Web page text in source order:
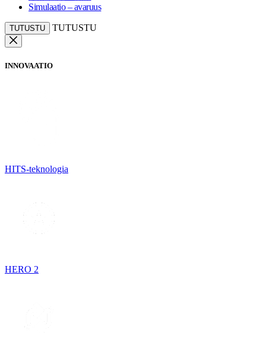
Simulaatio – avaruus
TUTUSTU TUTUSTU
INNOVAATIO
HITS-teknologia
HERO 2